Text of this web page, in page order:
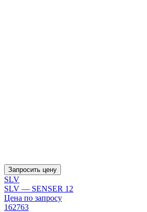
Запросить цену
SLV
SLV — SENSER 12
Цена по запросу
162763